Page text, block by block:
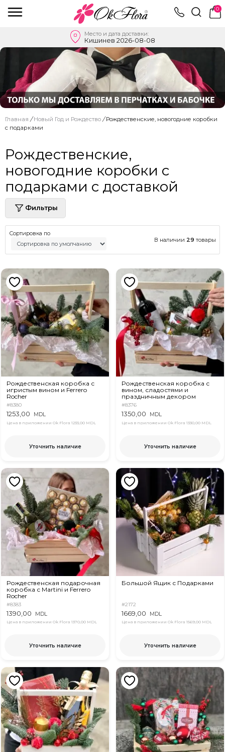
0
Место и дата доставки:
Кишинев 2026-08-08
Главная / Новый Год и Рождество / Рождественские, новогодние коробки
с подарками
Рождественские,
новогодние коробки с
подарками с доставкой
Фильтры
Сортировка по
В наличии 29 товары
Рождественская коробка с
игристым вином и Ferrero
Rocher
#8380
1253,00 MDL
Цена в приложении Ok Flora 1233,00 MDL
Уточнить наличие
Рождественская коробка с
вином, сладостями и
праздничным декором
#8376
1350,00 MDL
Цена в приложении Ok Flora 1330,00 MDL
Уточнить наличие
Рождественская подарочная
коробка с Martini и Ferrero
Rocher
#8383
1390,00 MDL
Цена в приложении Ok Flora 1370,00 MDL
Уточнить наличие
Большой Ящик с Подарками
#2172
1669,00 MDL
Цена в приложении Ok Flora 1569,00 MDL
Уточнить наличие